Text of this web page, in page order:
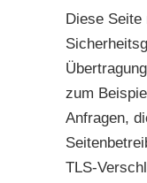
Diese Seite
zum
Anfragen,
TLS-